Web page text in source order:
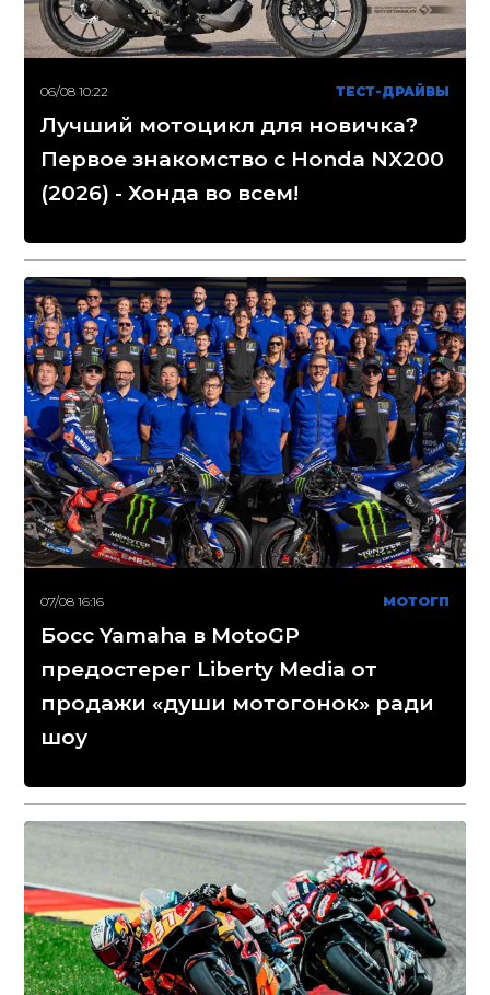
06/08 10:22 ТЕСТ-ДРАЙВЫ
Лучший мотоцикл для новичка?
Первое знакомство с Honda NX200
(2026) - Хонда во всем!
07/08 16:16 МОТОГП
Босс Yamaha в MotoGP
предостерег Liberty Media от
продажи «души мотогонок» ради
шоу